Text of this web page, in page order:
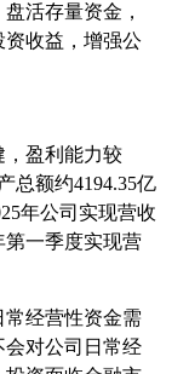
活存量资金，
收益，增强公
，盈利能力较
总额约4194.35亿
年公司实现营收
第一季度实现营
经营性资金需
对公司日常经